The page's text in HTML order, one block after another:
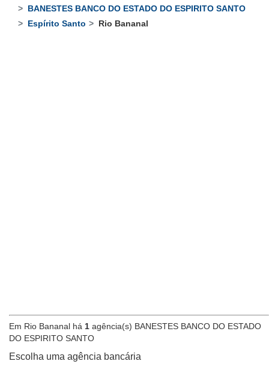
BANESTES BANCO DO ESTADO DO ESPIRITO SANTO
Espírito Santo
Rio Bananal
Em Rio Bananal há 1 agência(s) BANESTES BANCO DO ESTADO
DO ESPIRITO SANTO
Escolha uma agência bancária